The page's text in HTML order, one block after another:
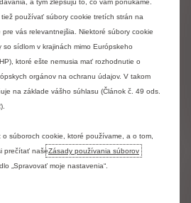
LÍZINGU
JAZDÍ NA PAUŠÁL?
ponukou, určenou naozaj
u operátora: klient pri
mesačnú platbu vždy s
a tým zlepšujú to, čo vám ponúkame.
používať súbory cookie tretích strán na
vás relevantnejšia. Niektoré súbory cookie
sídlom v krajinách mimo Európskeho
ktoré ešte nemusia mať rozhodnutie o
orgánov na ochranu údajov. V takom
na základe vášho súhlasu (Článok č. 49 ods.
súboroch cookie, ktoré používame, a o tom,
prečítať našeZásady používania súborov
„Spravovať moje nastavenia“.